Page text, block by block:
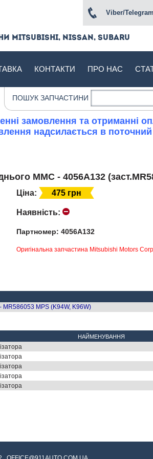
Viber/
Mitsubishi, Nissan, Subaru
КОНТАКТИ ПРО НАС
ПОШУК ЗАПЧАСТИНИ
замовлення та отриманні
надсилається в
MMC - 4056A132
Ціна: 475 грн
Наявність:
Партномер: 4056A132
Оригінальна запчастина Mitsubishi Motors
MR586053 MPS (K94W, K96W)
НАЙМЕНУВАННЯ